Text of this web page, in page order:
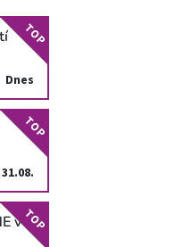
Dnes
TOP
TOP
vTOP